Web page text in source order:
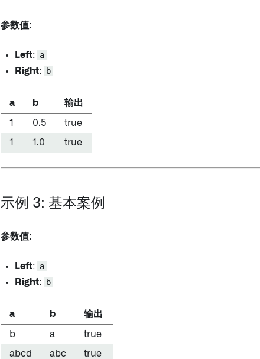
参数值:
Left: a
Right: b
a b 输出
1 0.5 true
1 1.0 true
示例 3: 基本案例
参数值:
Left: a
Right: b
a b 输出
b a true
abcd abc true